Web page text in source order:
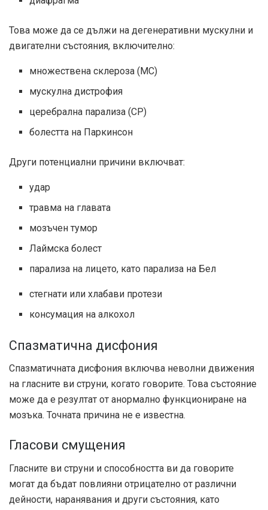
Това може да се дължи на дегенеративни мускулни и
двигателни състояния, включително:
множествена склероза (МС)
мускулна дистрофия
церебрална парализа (CP)
болестта на Паркинсон
Други потенциални причини включват:
удар
травма на главата
мозъчен тумор
Лаймска болест
парализа на лицето, като парализа на Бел
стегнати или хлабави протези
консумация на алкохол
Спазматична дисфония
Спазматичната дисфония включва неволни движения
на гласните ви струни, когато говорите. Това състояние
може да е резултат от анормално функциониране на
мозъка. Точната причина не е известна.
Гласови смущения
Гласните ви струни и способността ви да говорите
могат да бъдат повлияни отрицателно от различни
дейности, наранявания и други състояния, като